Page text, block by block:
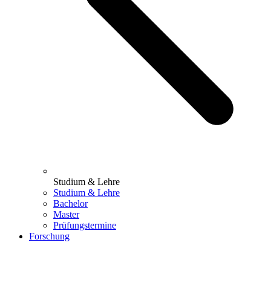
Studium & Lehre
Studium & Lehre
Bachelor
Master
Prüfungstermine
Forschung